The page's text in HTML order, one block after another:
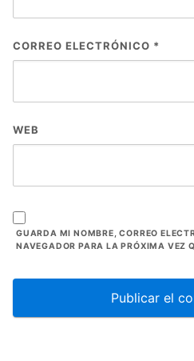
CORREO ELECTRÓNICO *
WEB
GUARDA MI NOMBRE, CORREO
NAVEGADOR PARA LA PRÓXIMA VEZ